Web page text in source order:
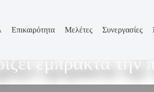
Επικαιρότητα Μελέτες Συνεργασίες
τον
έμπρακτα